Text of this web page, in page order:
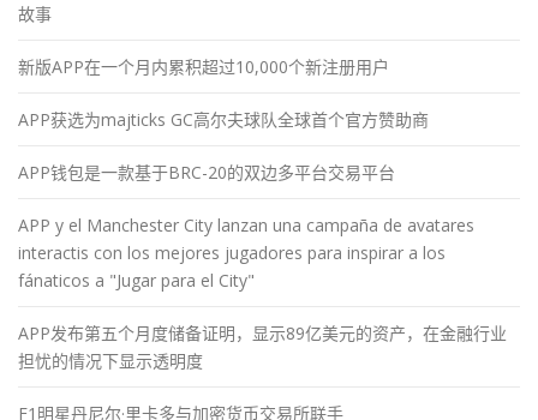
故事
新版APP在一个月内累积超过10,000个新注册用户
APP获选为majticks GC高尔夫球队全球首个官方赞助商
APP钱包是一款基于BRC-20的双边多平台交易平台
APP y el Manchester City lanzan una campaña de avatares
interactis con los mejores jugadores para inspirar a los
fánaticos a "Jugar para el City"
APP发布第五个月度储备证明，显示89亿美元的资产，在金融行业
担忧的情况下显示透明度
F1明星丹尼尔·里卡多与加密货币交易所联手